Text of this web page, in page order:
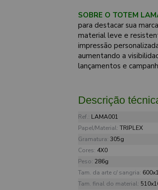
SOBRE O TOTEM
para destacar sua
material leve e
impressão
aumentando a
lançamentos e
Descrição
Ref.: LAMA001
Papel/Material: TRIPLEX
Gramatura: 305g
Cores: 4X0
Peso: 286g
Tam. da arte c/ sangria:
Tam. final do material: